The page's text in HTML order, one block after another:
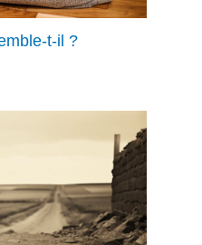
t-il ?